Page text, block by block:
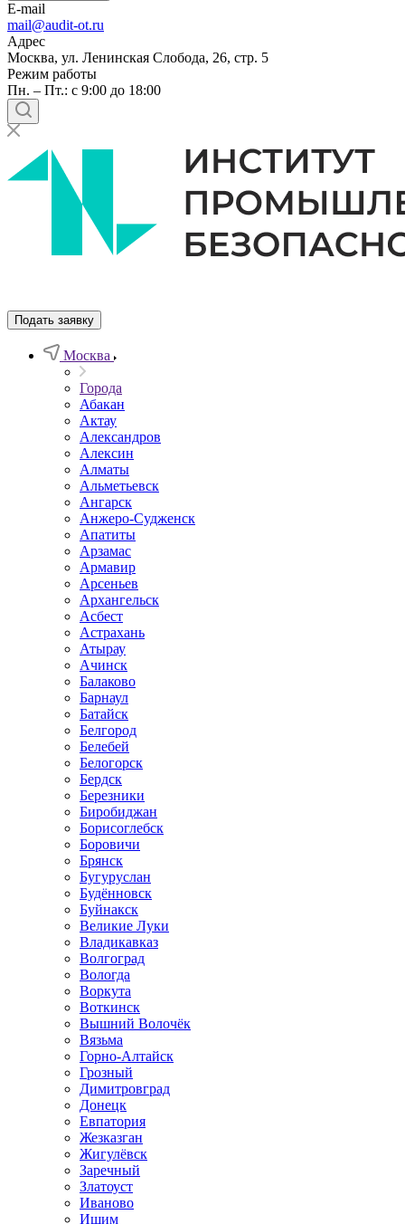
E-mail
mail@audit-ot.ru
Адрес
Москва, ул. Ленинская Слобода, 26, стр. 5
Режим работы
Пн. – Пт.: с 9:00 до 18:00
Подать заявку
Москва
Города
Абакан
Актау
Александров
Алексин
Алматы
Альметьевск
Ангарск
Анжеро-Судженск
Апатиты
Арзамас
Армавир
Арсеньев
Архангельск
Асбест
Астрахань
Атырау
Ачинск
Балаково
Барнаул
Батайск
Белгород
Белебей
Белогорск
Бердск
Березники
Биробиджан
Борисоглебск
Боровичи
Брянск
Бугуруслан
Будённовск
Буйнакск
Великие Луки
Владикавказ
Волгоград
Вологда
Воркута
Воткинск
Вышний Волочёк
Вязьма
Горно-Алтайск
Грозный
Димитровград
Донецк
Евпатория
Жезказган
Жигулёвск
Заречный
Златоуст
Иваново
Ишим